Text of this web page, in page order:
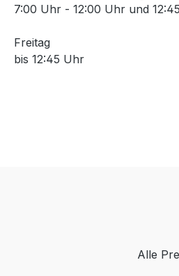
7:00 Uhr - 12:00 Uhr und
Freitag
bis 12:45 Uhr
Alle